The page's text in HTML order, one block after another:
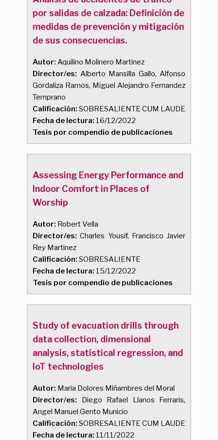
por salidas de calzada: Definición de
medidas de prevención y mitigación
de sus consecuencias.
Autor: Aquilino Molinero Martinez
Director/es: Alberto Mansilla Gallo, Alfonso
Gordaliza Ramos, Miguel Alejandro Fernandez
Temprano
Calificación: SOBRESALIENTE CUM LAUDE
Fecha de lectura: 16/12/2022
Tesis por compendio de publicaciones
Assessing Energy Performance and
Indoor Comfort in Places of
Worship
Autor: Robert Vella
Director/es: Charles Yousif, Francisco Javier
Rey Martinez
Calificación: SOBRESALIENTE
Fecha de lectura: 15/12/2022
Tesis por compendio de publicaciones
Study of evacuation drills through
data collection, dimensional
analysis, statistical regression, and
IoT technologies
Autor: Maria Dolores Miñambres del Moral
Director/es: Diego Rafael Llanos Ferraris,
Angel Manuel Gento Municio
Calificación: SOBRESALIENTE CUM LAUDE
Fecha de lectura: 11/11/2022